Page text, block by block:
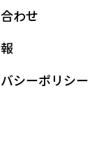
わせ
シーポリシー